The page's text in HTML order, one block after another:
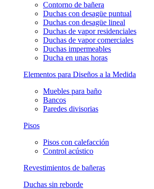
Contorno de bañera
Duchas con desagüe puntual
Duchas con desagüe lineal
Duchas de vapor residenciales
Duchas de vapor comerciales
Duchas impermeables
Ducha en unas horas
Elementos para Diseños a la Medida
Muebles para baño
Bancos
Paredes divisorias
Pisos
Pisos con calefacción
Control acústico
Revestimientos de bañeras
Duchas sin reborde